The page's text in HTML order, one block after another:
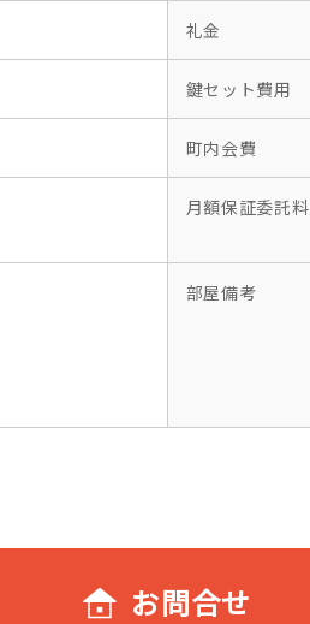
礼金
鍵セット費用
町内会費
月額保証委託料
部屋備考
お問合せ